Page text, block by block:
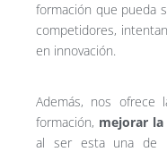
formación que pueda
competidores,
en innovación.
Además, nos ofrece
formación, mejorar
al ser esta una de